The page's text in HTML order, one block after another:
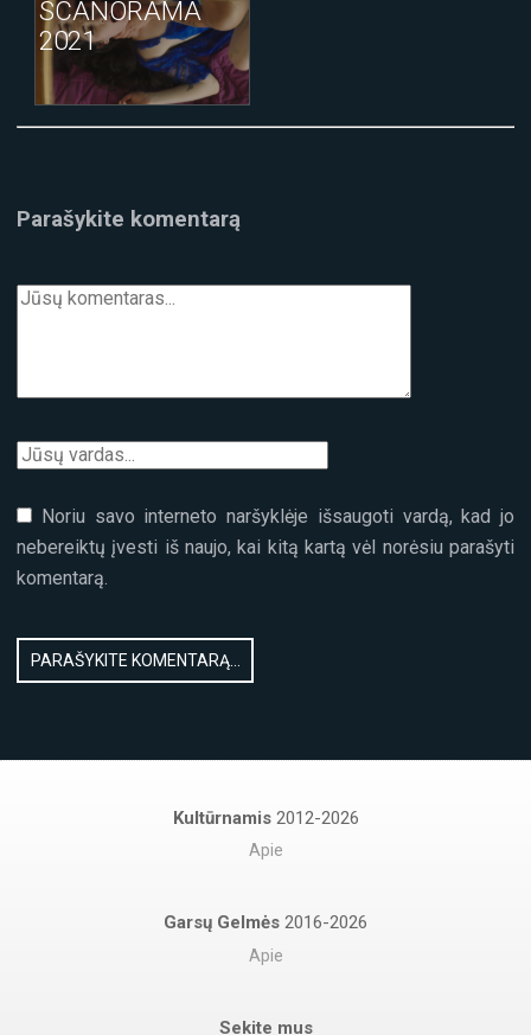
SCANORAMA
2021
Parašykite komentarą
Noriu savo interneto naršyklėje išsaugoti vardą, kad jo
nebereiktų įvesti iš naujo, kai kitą kartą vėl norėsiu parašyti
komentarą.
Kultūrnamis 2012-2026
Apie
Garsų Gelmės 2016-2026
Apie
Sekite mus